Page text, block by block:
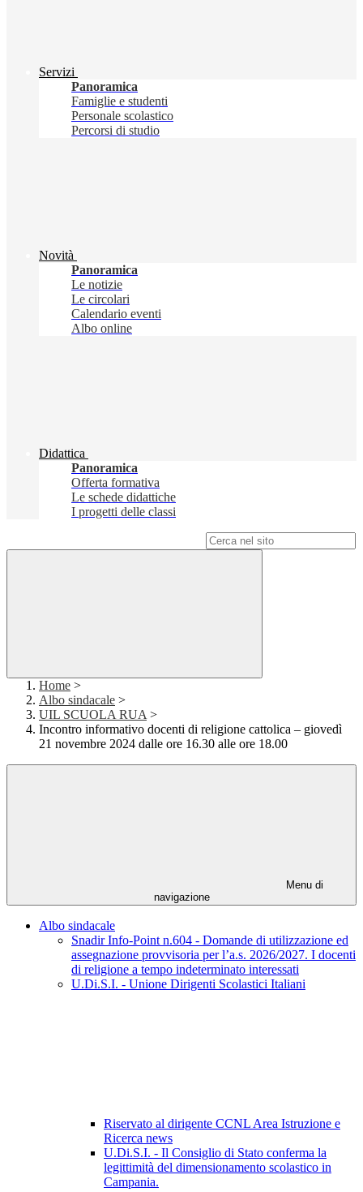
Servizi
Panoramica
Famiglie e studenti
Personale scolastico
Percorsi di studio
Novità
Panoramica
Le notizie
Le circolari
Calendario eventi
Albo online
Didattica
Panoramica
Offerta formativa
Le schede didattiche
I progetti delle classi
Home >
Albo sindacale >
UIL SCUOLA RUA >
Incontro informativo docenti di religione cattolica – giovedì
21 novembre 2024 dalle ore 16.30 alle ore 18.00
Menu di
navigazione
Albo sindacale
Snadir Info-Point n.604 - Domande di utilizzazione ed
assegnazione provvisoria per l’a.s. 2026/2027. I docenti
di religione a tempo indeterminato interessati
U.Di.S.I. - Unione Dirigenti Scolastici Italiani
Riservato al dirigente CCNL Area Istruzione e
Ricerca news
U.Di.S.I. - Il Consiglio di Stato conferma la
legittimità del dimensionamento scolastico in
Campania.